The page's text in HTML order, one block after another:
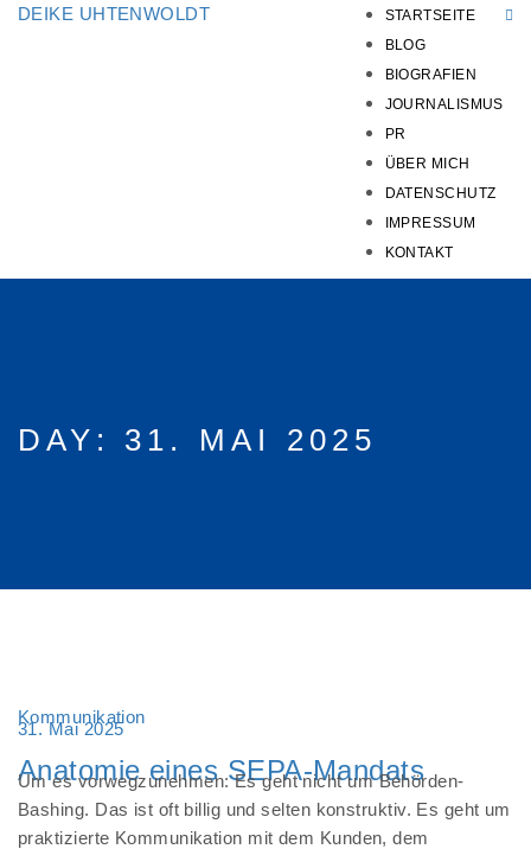
DEIKE UHTENWOLDT
STARTSEITE
BLOG
BIOGRAFIEN
JOURNALISMUS
PR
ÜBER MICH
DATENSCHUTZ
IMPRESSUM
KONTAKT
DAY: 31. MAI 2025
Kommunikation
Anatomie eines SEPA-Mandats
31. Mai 2025
Um es vorwegzunehmen: Es geht nicht um Behörden-
Bashing. Das ist oft billig und selten konstruktiv. Es geht um
praktizierte Kommunikation mit dem Kunden, dem